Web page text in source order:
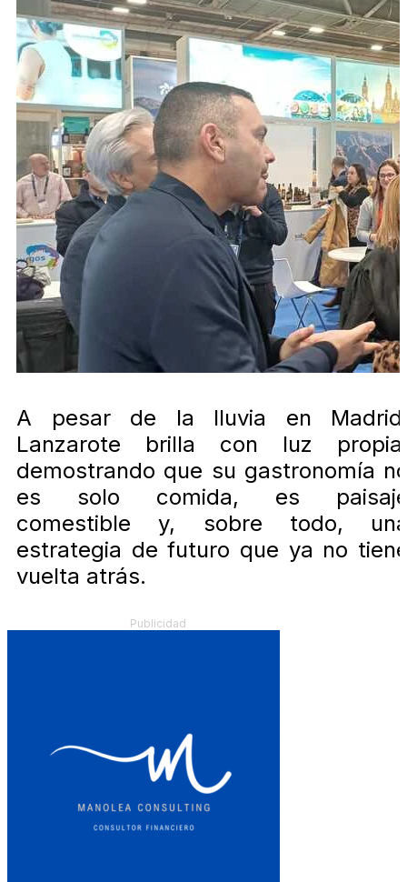
A pesar de la lluvia en
Lanzarote brilla con luz
demostrando que su gastronomía
es solo comida, es
comestible y, sobre todo,
estrategia de futuro que ya no
vuelta atrás.
Publicidad